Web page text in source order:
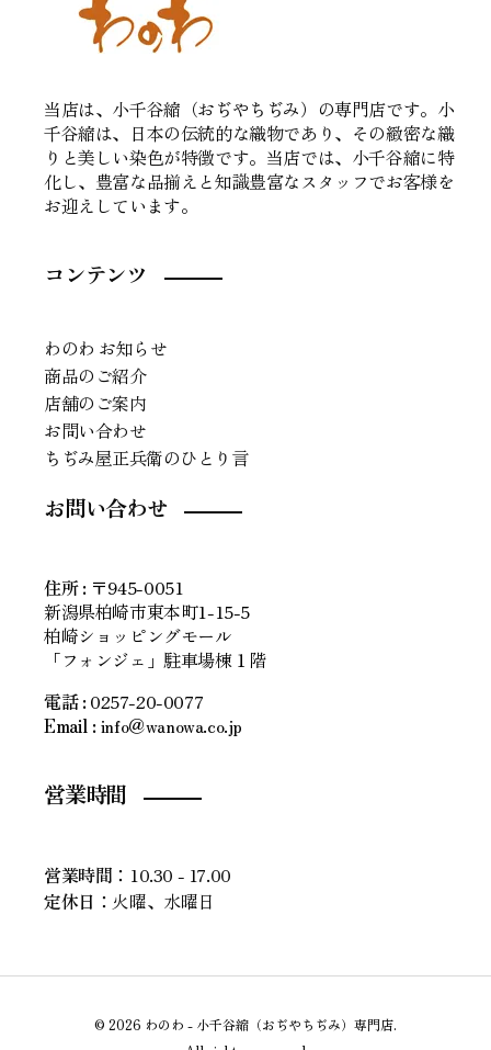
当店は、小千谷縮（おぢやちぢみ）の専門店です。小
千谷縮は、日本の伝統的な織物であり、その緻密な織
りと美しい染色が特徴です。当店では、小千谷縮に特
化し、豊富な品揃えと知識豊富なスタッフでお客様を
お迎えしています。
コンテンツ
わのわ お知らせ
商品のご紹介
店舗のご案内
お問い合わせ
ちぢみ屋正兵衛のひとり言
お問い合わせ
住所:〒945-0051
新潟県柏崎市東本町1-15-5
柏崎ショッピングモール
「フォンジェ」駐車場棟１階
電話 :0257-20-0077
Email :info＠wanowa.co.jp
営業時間
営業時間： 10.30 - 17.00
定休日： 火曜、水曜日
© 2026 わのわ - 小千谷縮（おぢやちぢみ）専門店.